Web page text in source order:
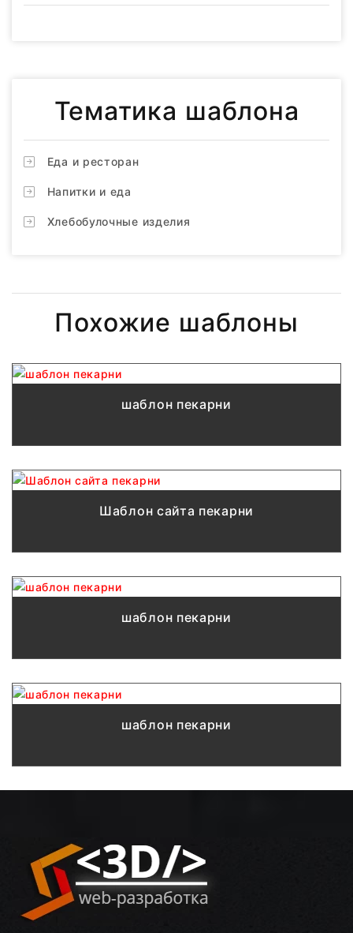
Тематика шаблона
Еда и ресторан
Напитки и еда
Хлебобулочные изделия
Похожие шаблоны
шаблон пекарни
Шаблон сайта пекарни
шаблон пекарни
шаблон пекарни